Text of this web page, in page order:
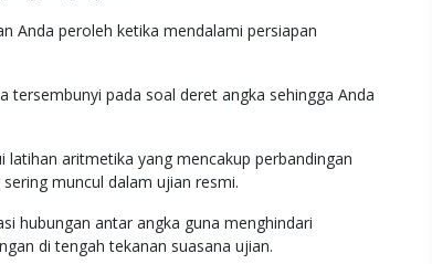
Anda peroleh ketika mendalami persiapan
pada soal deret angka sehingga Anda
aritmetika yang mencakup perbandingan
muncul dalam ujian resmi.
hubungan antar angka guna menghindari
di tengah tekanan suasana ujian.